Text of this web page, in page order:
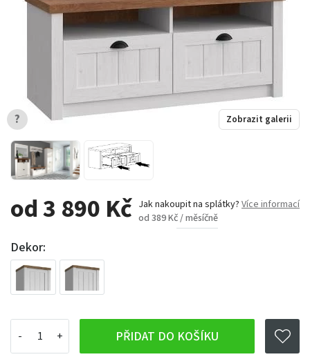
od 3 890 Kč Jak nakoupit na splátky? Více informací
od 389 Kč / měsíčně
Dekor:
PŘIDAT DO KOŠÍKU
Zobrazit galerii
?